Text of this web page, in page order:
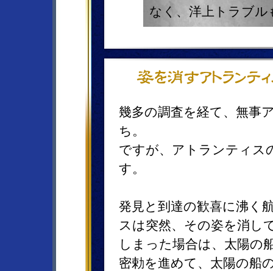
なく、洋上トラブル
幾多の調査を経て、無事
ち。
ですが、アトランティス
す。
発見と到達の歓喜に沸く
スは突然、その姿を消し
しまった場合は、太陽の
密勅を進めて、太陽の船